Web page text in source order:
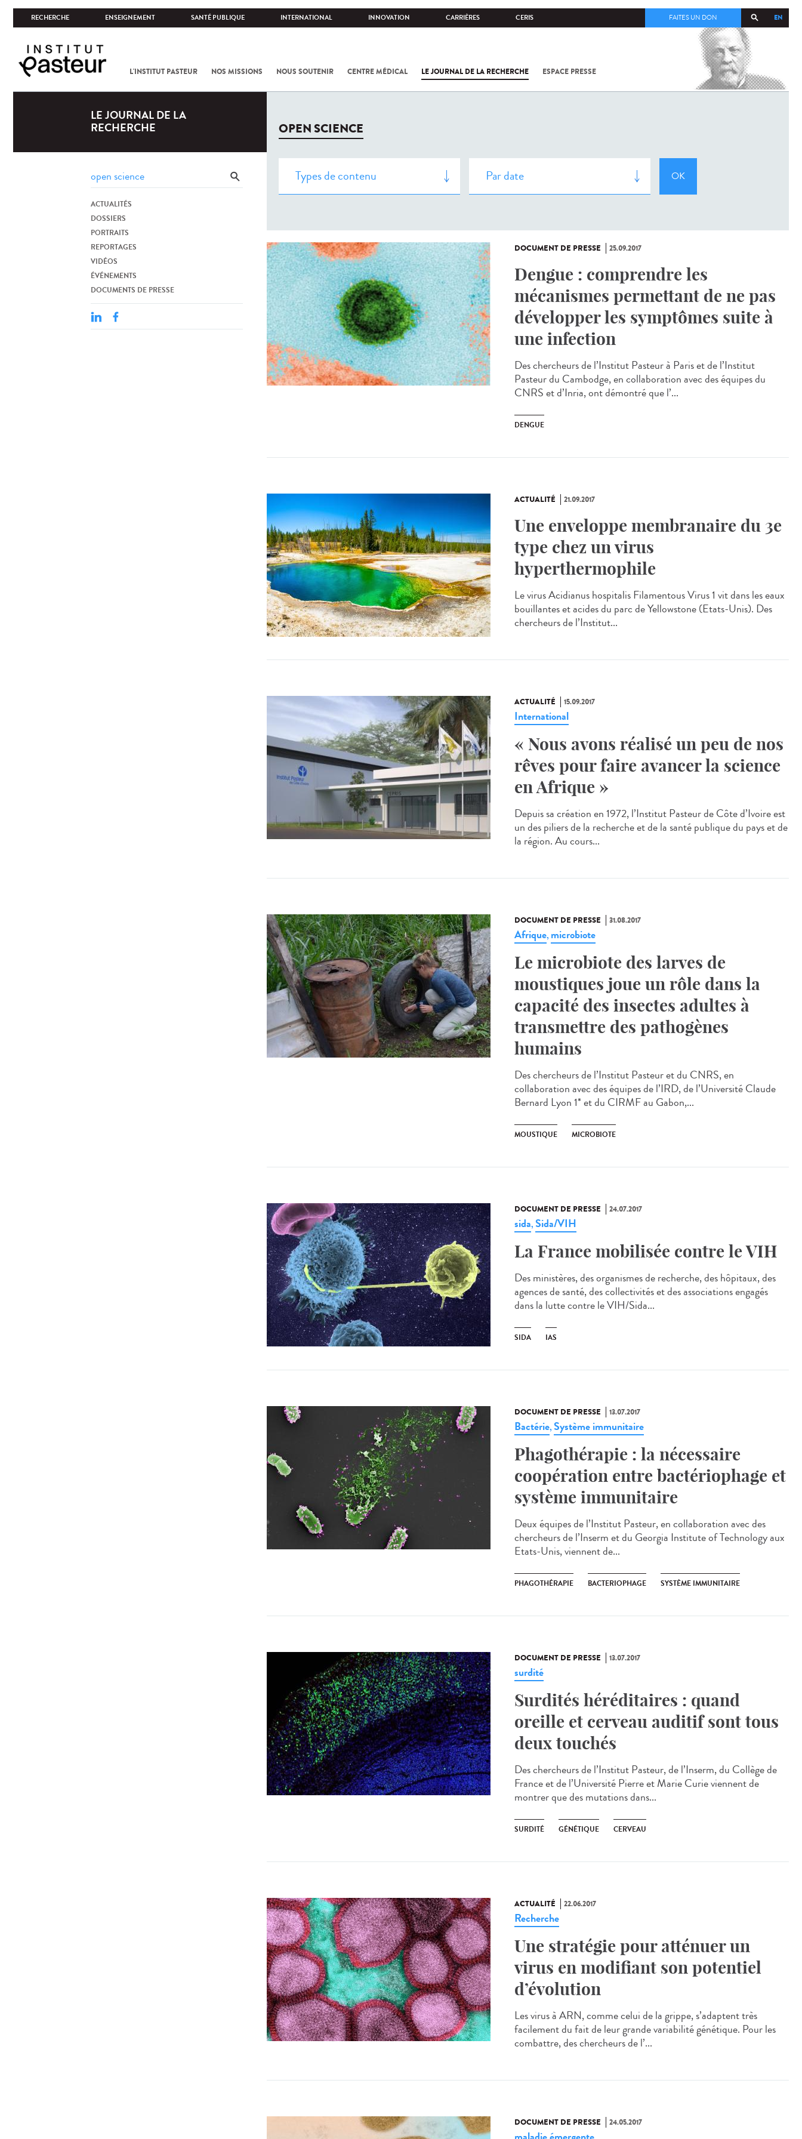
RECHERCHE ENSEIGNEMENT SANTÉ PUBLIQUE INTERNATIONAL INNOVATION CARRIÈRES CERIS EN
FAITES UN DON
L'INSTITUT PASTEUR NOS MISSIONS NOUS SOUTENIR CENTRE MÉDICAL LE JOURNAL DE LA RECHERCHE ESPACE PRESSE
COV-2 /
LE JOURNAL DE LA
RECHERCHE
ACTUALITÉS
DOSSIERS
PORTRAITS
REPORTAGES
VIDÉOS
ÉVÉNEMENTS
DOCUMENTS DE PRESSE
OPEN SCIENCE
DOCUMENT DE PRESSE 25.09.2017
Dengue : comprendre les
mécanismes permettant de ne pas
développer les symptômes suite à
une infection
Des chercheurs de l’Institut Pasteur à Paris et de l’Institut
Pasteur du Cambodge, en collaboration avec des équipes du
CNRS et d’Inria, ont démontré que l’...
DENGUE
ACTUALITÉ 21.09.2017
Une enveloppe membranaire du 3e
type chez un virus
hyperthermophile
Le virus Acidianus hospitalis Filamentous Virus 1 vit dans les eaux
bouillantes et acides du parc de Yellowstone (Etats-Unis). Des
chercheurs de l’Institut...
ACTUALITÉ 15.09.2017
International
« Nous avons réalisé un peu de nos
rêves pour faire avancer la science
en Afrique »
Depuis sa création en 1972, l’Institut Pasteur de Côte d’Ivoire est
un des piliers de la recherche et de la santé publique du pays et de
la région. Au cours...
DOCUMENT DE PRESSE 31.08.2017
Afrique, microbiote
Le microbiote des larves de
moustiques joue un rôle dans la
capacité des insectes adultes à
transmettre des pathogènes
humains
Des chercheurs de l’Institut Pasteur et du CNRS, en
collaboration avec des équipes de l’IRD, de l’Université Claude
Bernard Lyon 1* et du CIRMF au Gabon,...
MOUSTIQUE MICROBIOTE
DOCUMENT DE PRESSE 24.07.2017
sida,Sida/VIH
La France mobilisée contre le VIH
Des ministères, des organismes de recherche, des hôpitaux, des
agences de santé, des collectivités et des associations engagés
dans la lutte contre le VIH/Sida...
SIDA IAS
DOCUMENT DE PRESSE 13.07.2017
Bactérie,Système immunitaire
Phagothérapie : la nécessaire
coopération entre bactériophage et
système immunitaire
Deux équipes de l’Institut Pasteur, en collaboration avec des
chercheurs de l’Inserm et du Georgia Institute of Technology aux
Etats-Unis, viennent de...
PHAGOTHÉRAPIE BACTERIOPHAGE SYSTÈME IMMUNITAIRE
DOCUMENT DE PRESSE 13.07.2017
surdité
Surdités héréditaires : quand
oreille et cerveau auditif sont tous
deux touchés
Des chercheurs de l’Institut Pasteur, de l’Inserm, du Collège de
France et de l’Université Pierre et Marie Curie viennent de
montrer que des mutations dans...
SURDITÉ GÉNÉTIQUE CERVEAU
ACTUALITÉ 22.06.2017
Recherche
Une stratégie pour atténuer un
virus en modifiant son potentiel
d’évolution
Les virus à ARN, comme celui de la grippe, s’adaptent très
facilement du fait de leur grande variabilité génétique. Pour les
combattre, des chercheurs de l’...
DOCUMENT DE PRESSE 24.05.2017